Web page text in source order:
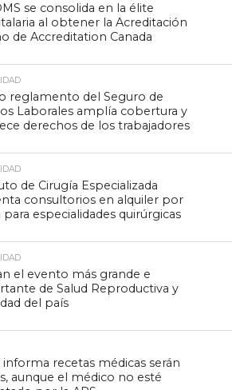
se consolida en la élite
al obtener la Acreditación
de Accreditation Canada
reglamento del Seguro de
Laborales amplía cobertura y
derechos de los trabajadores
de Cirugía Especializada
consultorios en alquiler por
para especialidades quirúrgicas
el evento más grande e
de Salud Reproductiva y
del país
informa recetas médicas serán
aunque el médico no esté